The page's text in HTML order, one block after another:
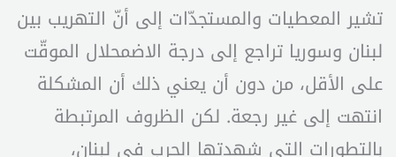
تشير المعطيات والمستجدّات إلى أنّ التهريب بين
لبنان وسوريا تراجع إلى درجة الاضمحلال الموقّت
على الأقل، من دون أن يعني ذلك أن المشكلة
انتهت إلى غير رجعة. لكن الظروف المرتبطة
بالتطورات التي شهدتها الحرب في لبنان،